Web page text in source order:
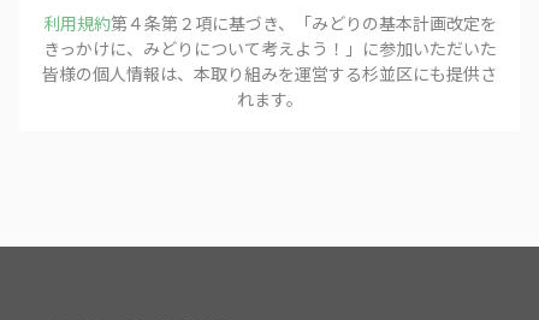
利用規約第４条第２項に基づき、「みどりの基本計画改定を
きっかけに、みどりについて考えよう！ 」に参加いただいた
皆様の個人情報は、本取り組みを運営する杉並区にも提供さ
れます。